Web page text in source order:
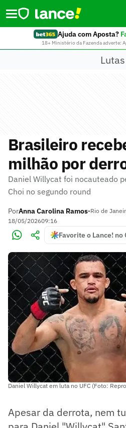
Ajuda com Aposta?
18+ Ministério da Fazenda adverte:
Lutas
Brasileiro
milhão por
Daniel Willycat foi nocauteado
Choi no segundo round
PorAnna Carolina Ramos•Rio de
18/05/202609:16
Favorite o Lance! no
Daniel Willycat em luta no UFC (Foto:
Apesar da derrota, nem